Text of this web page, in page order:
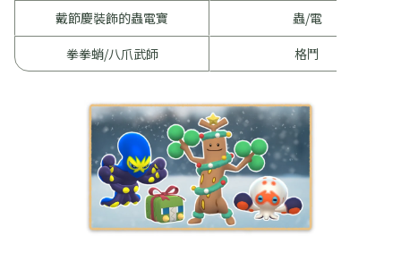
戴節慶裝飾的蟲電寶
蟲/電
拳拳蛸/八爪武師
格鬥